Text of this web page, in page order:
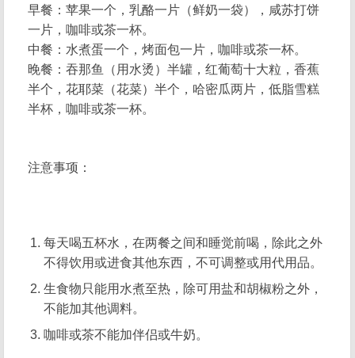
早餐：苹果一个，乳酪一片（鲜奶一袋），咸苏打饼
一片，咖啡或茶一杯。
中餐：水煮蛋一个，烤面包一片，咖啡或茶一杯。
晚餐：吞那鱼（用水烫）半罐，红葡萄十大粒，香蕉
半个，花耶菜（花菜）半个，哈密瓜两片，低脂雪糕
半杯，咖啡或茶一杯。
注意事项：
每天喝五杯水，在两餐之间和睡觉前喝，除此之外
不得饮用或进食其他东西，不可调整或用代用品。
生食物只能用水煮至热，除可用盐和胡椒粉之外，
不能加其他调料。
咖啡或茶不能加伴侣或牛奶。